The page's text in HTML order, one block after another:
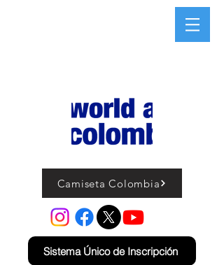
Camiseta Colombia
Sistema Único de Inscripción